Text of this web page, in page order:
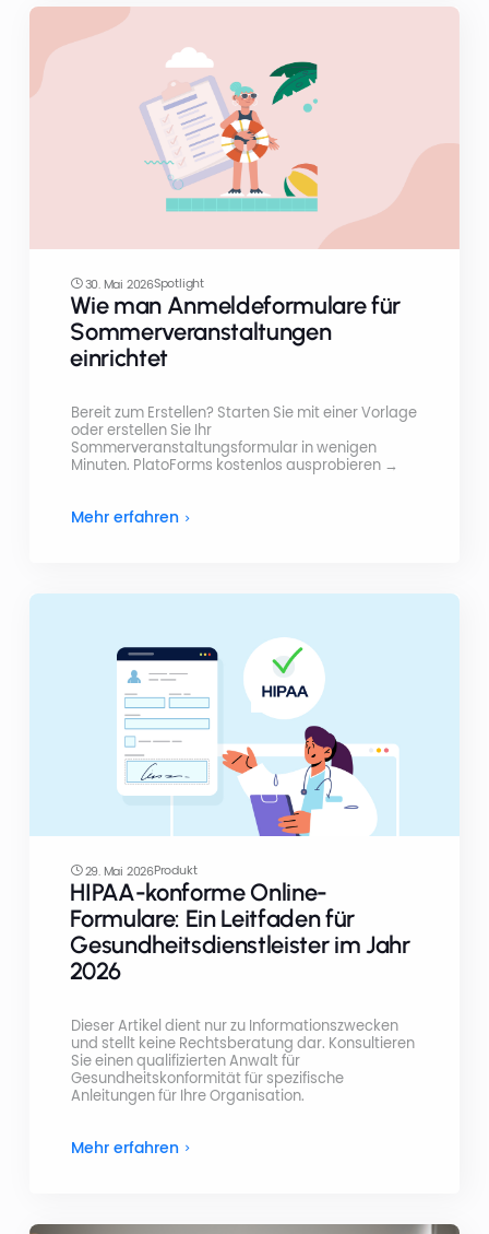
30. Mai 2026Spotlight
Wie man Anmeldeformulare für
Sommerveranstaltungen
einrichtet
Bereit zum Erstellen? Starten Sie mit einer Vorlage
oder erstellen Sie Ihr
Sommerveranstaltungsformular in wenigen
Minuten. PlatoForms kostenlos ausprobieren →
Mehr erfahren
29. Mai 2026Produkt
HIPAA-konforme Online-
Formulare: Ein Leitfaden für
Gesundheitsdienstleister im Jahr
2026
Dieser Artikel dient nur zu Informationszwecken
und stellt keine Rechtsberatung dar. Konsultieren
Sie einen qualifizierten Anwalt für
Gesundheitskonformität für spezifische
Anleitungen für Ihre Organisation.
Mehr erfahren